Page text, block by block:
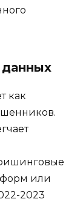
как
или
2023